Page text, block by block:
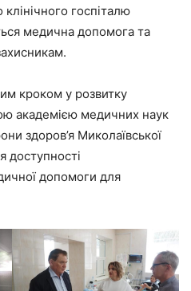
госпіталю
медична допомога та
кроком у розвитку
академією медичних наук
здоров’я Миколаївської
доступності
допомоги для